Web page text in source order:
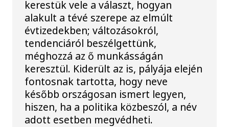
kerestük vele a választ, hogyan
alakult a tévé szerepe az elmúlt
évtizedekben; változásokról,
tendenciáról beszélgettünk,
méghozzá az ő munkásságán
keresztül. Kiderült az is, pályája elején
fontosnak tartotta, hogy neve
később országosan ismert legyen,
hiszen, ha a politika közbeszól, a név
adott esetben megvédheti.